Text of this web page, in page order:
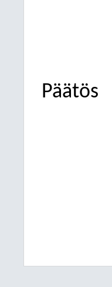
Päätös